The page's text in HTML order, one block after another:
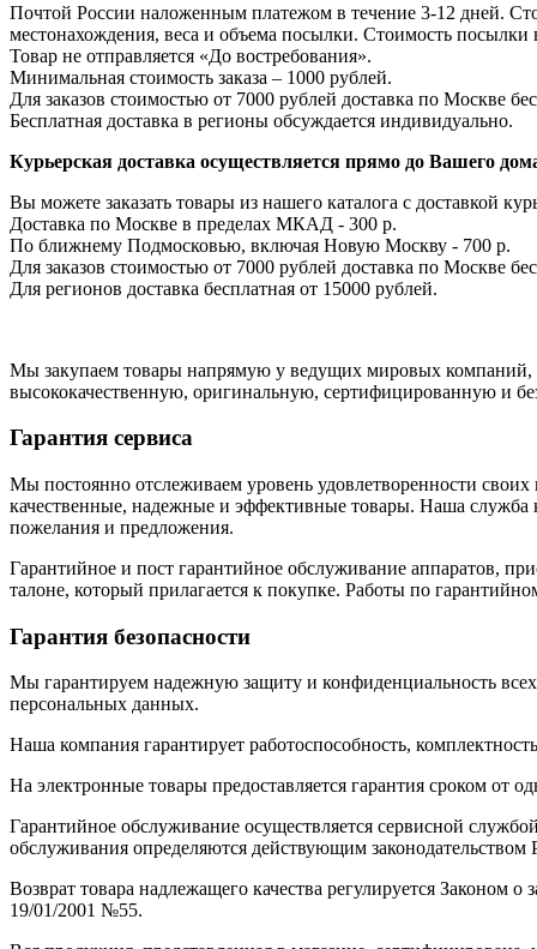
Почтой России наложенным платежом в течение 3-12 дней.
местонахождения, веса и объема посылки. Стоимость
Товар не отправляется «До востребования».
Минимальная стоимость заказа – 1000 рублей.
Для заказов стоимостью от 7000 рублей доставка по Москве
Бесплатная доставка в регионы обсуждается индивидуально.
Курьерская доставка осуществляется прямо до Вашего
Вы можете заказать товары из нашего каталога с доставкой
Доставка по Москве в пределах МКАД - 300 р.
По ближнему Подмосковью, включая Новую Москву - 700 р.
Для заказов стоимостью от 7000 рублей доставка по Москве
Для регионов доставка бесплатная от 15000 рублей.
Мы закупаем товары напрямую у ведущих мировых компаний,
высококачественную, оригинальную, сертифицированную и
Гарантия сервиса
Мы постоянно отслеживаем уровень удовлетворенности
качественные, надежные и эффективные товары. Наша
пожелания и предложения.
Гарантийное и пост гарантийное обслуживание аппаратов,
талоне, который прилагается к покупке. Работы по
Гарантия безопасности
Мы гарантируем надежную защиту и конфиденциальность
персональных данных.
Наша компания гарантирует работоспособность,
На электронные товары предоставляется гарантия сроком от
Гарантийное обслуживание осуществляется сервисной
обслуживания определяются действующим
Возврат товара надлежащего качества регулируется
19/01/2001 №55.